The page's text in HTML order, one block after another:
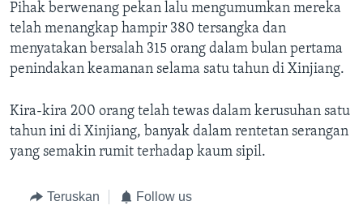
Pihak berwenang pekan lalu mengumumkan mereka
telah menangkap hampir 380 tersangka dan
menyatakan bersalah 315 orang dalam bulan pertama
penindakan keamanan selama satu tahun di Xinjiang.
Kira-kira 200 orang telah tewas dalam kerusuhan satu
tahun ini di Xinjiang, banyak dalam rentetan serangan
yang semakin rumit terhadap kaum sipil.
Teruskan Follow us